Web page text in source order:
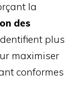
la
des
plus
maximiser
conformes